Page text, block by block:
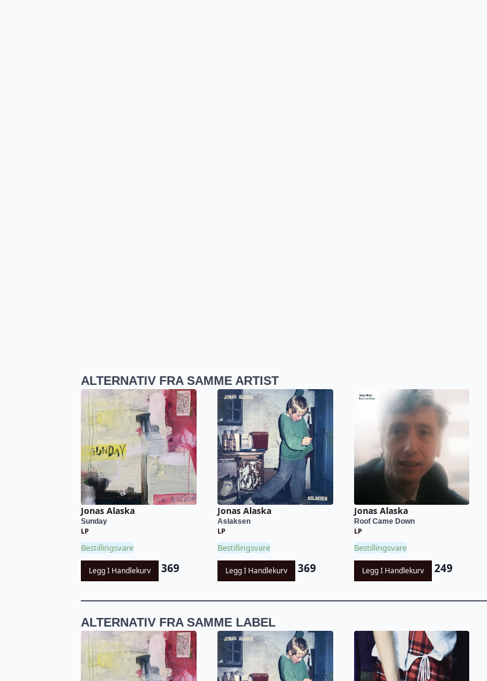
ALTERNATIV FRA SAMME ARTIST
Jonas Alaska
Sunday
LP
Bestillingsvare
Legg I Handlekurv 369
Jonas Alaska
Aslaksen
LP
Bestillingsvare
Legg I Handlekurv 369
Jonas Alaska
Roof Came Down
LP
Bestillingsvare
Legg I Handlekurv 249
ALTERNATIV FRA SAMME LABEL